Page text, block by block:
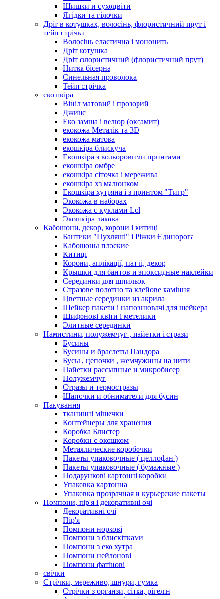
Шишки и сухоцвіти
Ягідки та гілочки
Дріт в котушках, волосінь, флористичний прут і
тейп стрічка
Волосінь еластична і мононить
Дріт котушка
Дріт флористичний (флористичний прут)
Нитка бісерна
Синельная проволока
Тейп стрічка
екошкіра
Вініл матовий і прозорий
Джинс
Еко замша і велюр (оксамит)
екокожа Металік та 3D
екокожа матова
екошкіра блискуча
Екошкіра з кольоровими принтами
екошкіра омбре
екошкіра сіточка і мережива
екошкіра хз малюнком
Екошкіра хутряна і з принтом "Тигр"
Экокожа в наборах
Экокожа с куклами Lol
Экошкiра лакова
Кабошони, декор, корони і китиці
Бантики "Пухляші" і Ріжки Єдинорога
Кабошоны плоские
Китиці
Корони, аплікації, патчі, декор
Крышки для бантов и эпоксидные наклейки
Серединки для шпильок
Стразове полотно та клейове каміння
Цветные серединки из акрила
Шейкер пакети і наповнювачі для шейкера
Шифонові квіти і метелики
Элитные серединки
Намистини, полужемчуг , пайетки і стрази
Бусины
Бусины и браслеты Пандора
Бусы , цепочки , жемчужины на нити
Пайетки рассыпные и микробисер
Полужемчуг
Стразы и термостразы
Шапочки и обниматели для бусин
Пакування
тканинні мішечки
Контейнеры для хранения
Коробка Блистер
Коробки с окошком
Металлические коробочки
Пакеты упаковочные ( целлофан )
Пакеты упаковочные ( бумажные )
Подарункові картонні коробки
Упаковка картонна
Упаковка прозрачная и курьерские пакеты
Помпони, пір'я і декоративні очі
Декоративні очі
Пір'я
Помпони норкові
Помпони з блискітками
Помпони з еко хутра
Помпони нейлонові
Помпони фатінові
свічки
Стрічки, мереживо, шнури, гумка
Стрічки з органзи, сітка, рігелін